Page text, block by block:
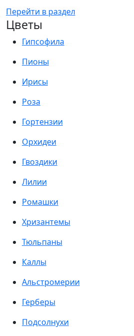
Перейти в раздел
Цветы
Гипсофила
Пионы
Ирисы
Роза
Гортензии
Орхидеи
Гвоздики
Лилии
Ромашки
Хризантемы
Тюльпаны
Каллы
Альстромерии
Герберы
Подсолнухи